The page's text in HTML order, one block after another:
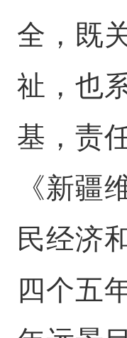
全，既
祉，也
基，责
《新疆
民经济
四个五